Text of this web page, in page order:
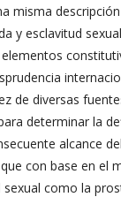
misma
y esclavitud
de diversas
determinar la
alcance
con base en el
como la